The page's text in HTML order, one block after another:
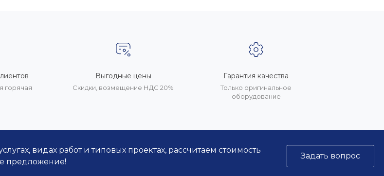
горячая
Выгодные цены
Скидки, возмещение НДС 20%
Гарантия качества
Только оригинальное
оборудование
видах работ и типовых проектах, рассчитаем стоимость
предложение!
Задать вопрос